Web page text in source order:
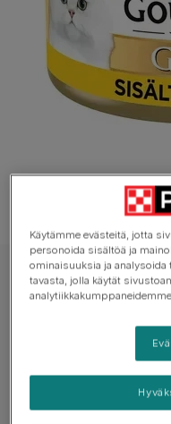
GOURMET Märkäruoka Kissa
Gourmet Gold
Ei
Saatavilla pakkauksissa:
Käytämme evästeitä, jotta
personoida sisältöä ja
ominaisuuksia ja
tavasta, jolla käytät